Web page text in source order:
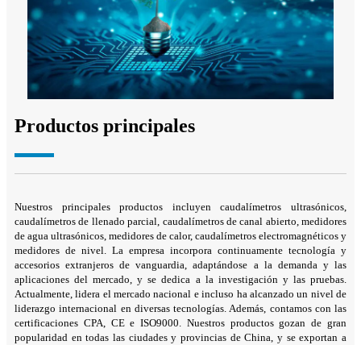
Productos principales
Nuestros principales productos incluyen caudalímetros ultrasónicos,
caudalímetros de llenado parcial, caudalímetros de canal abierto, medidores
de agua ultrasónicos, medidores de calor, caudalímetros electromagnéticos y
medidores de nivel. La empresa incorpora continuamente tecnología y
accesorios extranjeros de vanguardia, adaptándose a la demanda y las
aplicaciones del mercado, y se dedica a la investigación y las pruebas.
Actualmente, lidera el mercado nacional e incluso ha alcanzado un nivel de
liderazgo internacional en diversas tecnologías. Además, contamos con las
certificaciones CPA, CE e ISO9000. Nuestros productos gozan de gran
popularidad en todas las ciudades y provincias de China, y se exportan a